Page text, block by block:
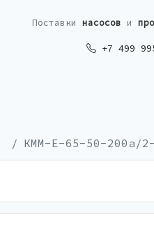
Поставки насосов и
+7 499
КММ-Е-65-50-200а/